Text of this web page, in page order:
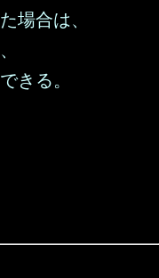
場合は、
きる。